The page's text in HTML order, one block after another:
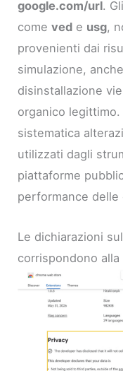
google.com/url.
comeved e usg,
provenienti dai
simulazione,
disinstallazione
organico
sistematica
utilizzati dagli
piattaforme
performance delle
Le dichiarazioni
corrispondono alla